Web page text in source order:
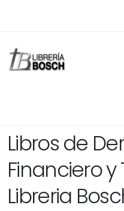
Libros de
Financiero
Libreria